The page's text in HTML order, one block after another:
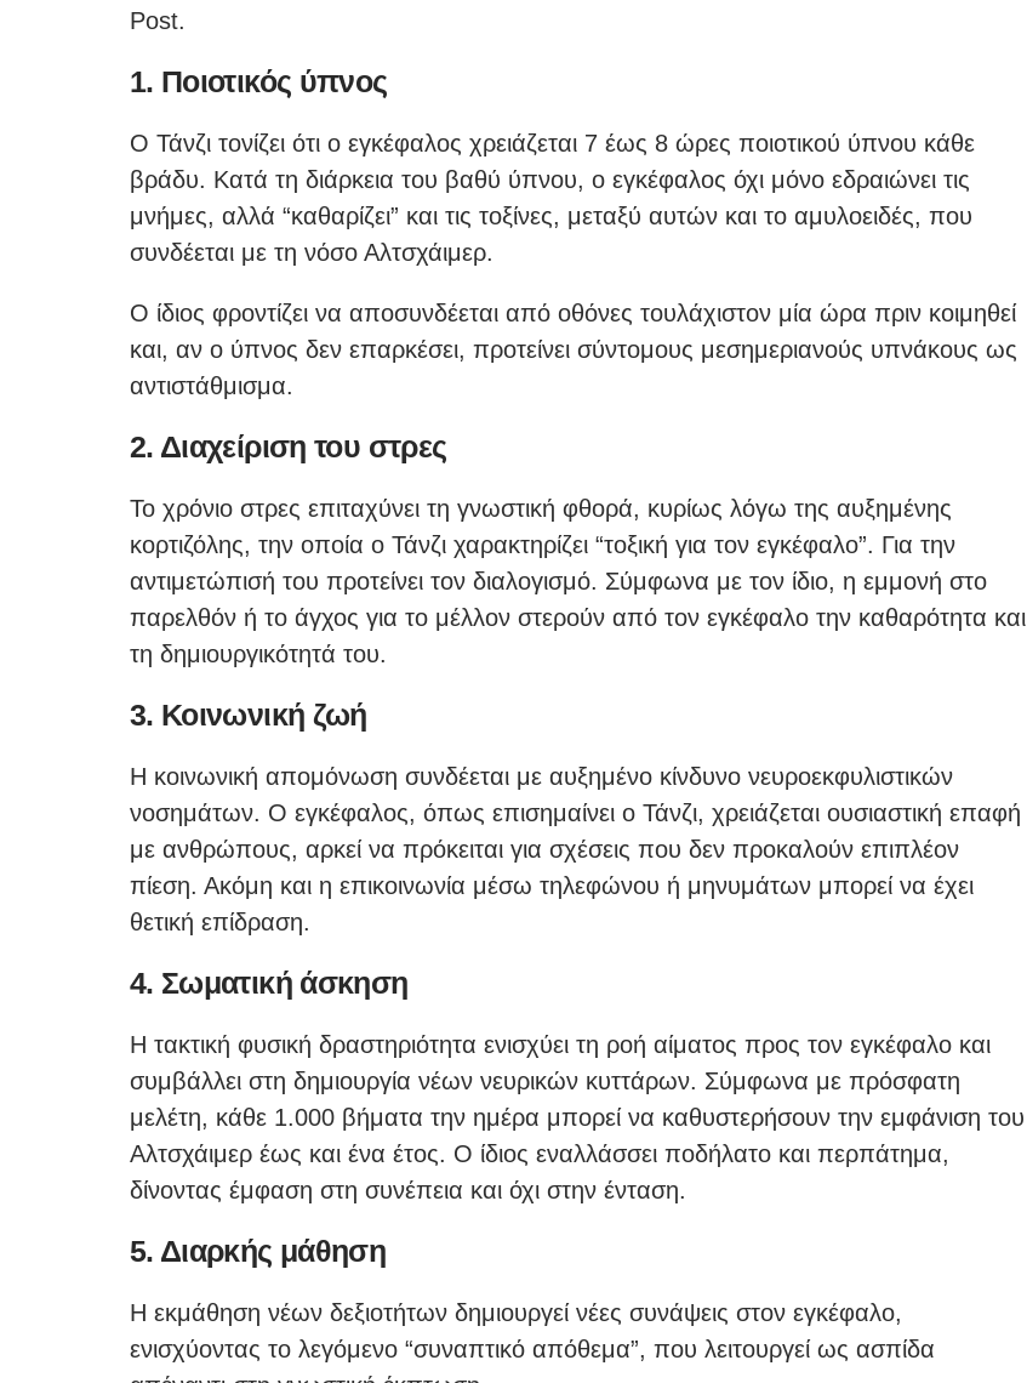
Post.
1. Ποιοτικός ύπνος
Ο Τάνζι τονίζει ότι ο εγκέφαλος χρειάζεται 7 έως 8 ώρες ποιοτικού ύπνου κάθε
βράδυ. Κατά τη διάρκεια του βαθύ ύπνου, ο εγκέφαλος όχι μόνο εδραιώνει τις
μνήμες, αλλά “καθαρίζει” και τις τοξίνες, μεταξύ αυτών και το αμυλοειδές, που
συνδέεται με τη νόσο Αλτσχάιμερ.
Ο ίδιος φροντίζει να αποσυνδέεται από οθόνες τουλάχιστον μία ώρα πριν κοιμηθεί
και, αν ο ύπνος δεν επαρκέσει, προτείνει σύντομους μεσημεριανούς υπνάκους ως
αντιστάθμισμα.
2. Διαχείριση του στρες
Το χρόνιο στρες επιταχύνει τη γνωστική φθορά, κυρίως λόγω της αυξημένης
κορτιζόλης, την οποία ο Τάνζι χαρακτηρίζει “τοξική για τον εγκέφαλο”. Για την
αντιμετώπισή του προτείνει τον διαλογισμό. Σύμφωνα με τον ίδιο, η εμμονή στο
παρελθόν ή το άγχος για το μέλλον στερούν από τον εγκέφαλο την καθαρότητα και
τη δημιουργικότητά του.
3. Κοινωνική ζωή
Η κοινωνική απομόνωση συνδέεται με αυξημένο κίνδυνο νευροεκφυλιστικών
νοσημάτων. Ο εγκέφαλος, όπως επισημαίνει ο Τάνζι, χρειάζεται ουσιαστική επαφή
με ανθρώπους, αρκεί να πρόκειται για σχέσεις που δεν προκαλούν επιπλέον
πίεση. Ακόμη και η επικοινωνία μέσω τηλεφώνου ή μηνυμάτων μπορεί να έχει
θετική επίδραση.
4. Σωματική άσκηση
Η τακτική φυσική δραστηριότητα ενισχύει τη ροή αίματος προς τον εγκέφαλο και
συμβάλλει στη δημιουργία νέων νευρικών κυττάρων. Σύμφωνα με πρόσφατη
μελέτη, κάθε 1.000 βήματα την ημέρα μπορεί να καθυστερήσουν την εμφάνιση του
Αλτσχάιμερ έως και ένα έτος. Ο ίδιος εναλλάσσει ποδήλατο και περπάτημα,
δίνοντας έμφαση στη συνέπεια και όχι στην ένταση.
5. Διαρκής μάθηση
Η εκμάθηση νέων δεξιοτήτων δημιουργεί νέες συνάψεις στον εγκέφαλο,
ενισχύοντας το λεγόμενο “συναπτικό απόθεμα”, που λειτουργεί ως ασπίδα